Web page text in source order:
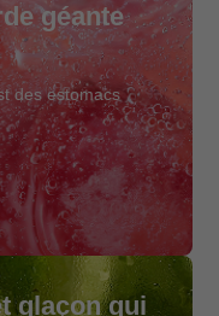
géante
des estomacs
glaçon qui